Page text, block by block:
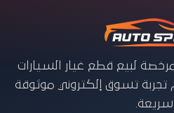
لبيع قطع غيار السيارات
تجربة تسوق إلكتروني موثوقة